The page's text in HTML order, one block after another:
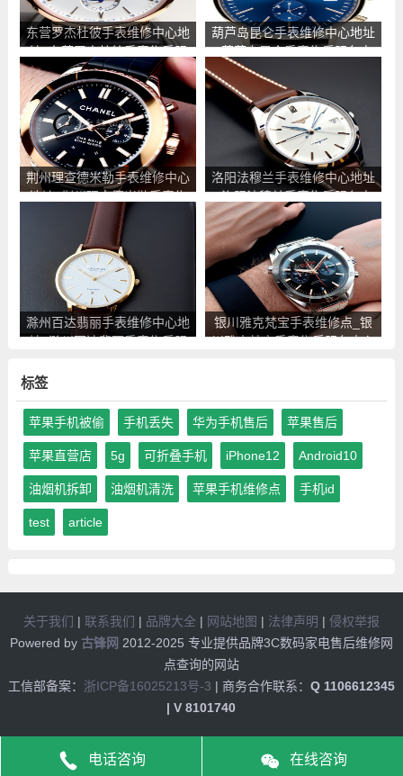
东营罗杰杜彼手表维修中心地
址_东营罗杰杜彼手表售后服
务点查询
葫芦岛昆仑手表维修中心地址
_葫芦岛昆仑手表售后服务点
荆州理查德米勒手表维修中心
地址_荆州理查德米勒手表售
后服务点查询
洛阳法穆兰手表维修中心地址
_洛阳法穆兰手表售后服务点
查询
滁州百达翡丽手表维修中心地
址_滁州百达翡丽手表售后服
银川雅克梵宝手表维修点_银
川雅克梵宝手表售后服务中心
标签
苹果手机被偷 手机丢失 华为手机售后 苹果售后
苹果直营店 5g 可折叠手机 iPhone12 Android10
油烟机拆卸 油烟机清洗 苹果手机维修点 手机id
test article
关于我们 | 联系我们 | 品牌大全| 网站地图 | 法律声明 | 侵权举报
Powered by 古锋网 2012-2025 专业提供品牌3C数码家电售后维修网
点查询的网站
工信部备案： 浙ICP备16025213号-3 | 商务合作联系： Q 1106612345
| V 8101740
电话咨询 在线咨询